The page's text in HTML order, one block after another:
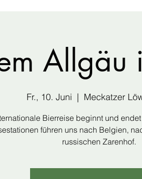
Allgäu
Fr., 10. Juni
  |
Meckatzer
Bierreise beginnt und
führen uns nach Belgien,
russischen Zarenhof.